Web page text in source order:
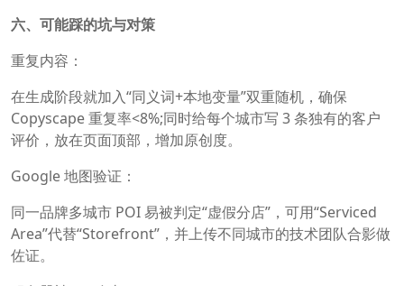
六、可能踩的坑与对策
重复内容：
在生成阶段就加入“同义词+本地变量”双重随机，确保
Copyscape 重复率<8%;同时给每个城市写 3 条独有的客户
评价，放在页面顶部，增加原创度。
Google 地图验证：
同一品牌多城市 POI 易被判定“虚假分店”，可用“Serviced
Area”代替“Storefront”，并上传不同城市的技术团队合影做
佐证。